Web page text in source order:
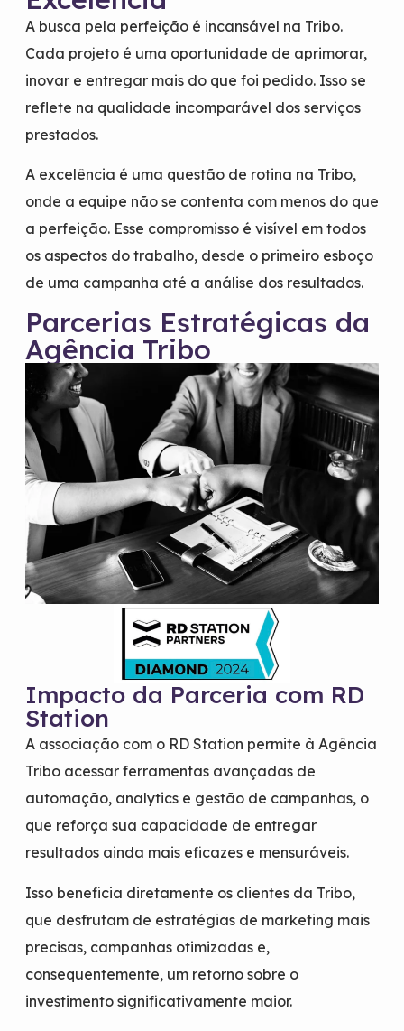
A busca pela perfeição é incansável na Tribo.
Cada projeto é uma oportunidade de aprimorar,
inovar e entregar mais do que foi pedido. Isso se
reflete na qualidade incomparável dos serviços
prestados.
A excelência é uma questão de rotina na Tribo,
onde a equipe não se contenta com menos do que
a perfeição. Esse compromisso é visível em todos
os aspectos do trabalho, desde o primeiro esboço
de uma campanha até a análise dos resultados.
Parcerias Estratégicas da
Agência Tribo
Impacto da Parceria com RD
Station
A associação com o RD Station permite à Agência
Tribo acessar ferramentas avançadas de
automação, analytics e gestão de campanhas, o
que reforça sua capacidade de entregar
resultados ainda mais eficazes e mensuráveis.
Isso beneficia diretamente os clientes da Tribo,
que desfrutam de estratégias de marketing mais
precisas, campanhas otimizadas e,
consequentemente, um retorno sobre o
investimento significativamente maior.